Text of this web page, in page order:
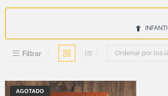
Filtrar Ordenar por los
AGOTADO